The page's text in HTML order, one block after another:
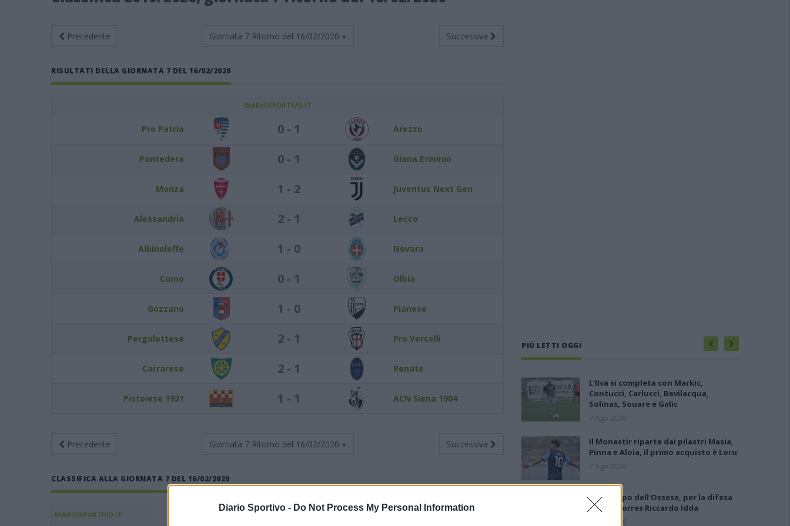
Diario Sportivo - Do Not Process My Personal Information
Precedente Giornata 7 Ritorno del 16/02/2020 Successiva
RISULTATI DELLA GIORNATA 7 DEL 16/02/2020
DIARIOSPORTIVO.IT
Pro Patria 0 - 1 Arezzo
Pontedera 0 - 1 Giana Erminio
Monza 1 - 2 Juventus Next Gen
Alessandria 2 - 1 Lecco
Albinoleffe 1 - 0 Novara
Como 0 - 1 Olbia
Gozzano 1 - 0 Pianese
Pergolettese 2 - 1 Pro Vercelli
Carrarese 2 - 1 Renate
Pistoiese 1921 1 - 1 ACN Siena 1904
Precedente Giornata 7 Ritorno del 16/02/2020 Successiva
CLASSIFICA ALLA GIORNATA 7 DEL 16/02/2020
DIARIOSPORTIVO.IT Casa
PIÙ LETTI OGGI
L'Ilva si completa con Markic,
Contucci, Carlucci, Bevilacqua,
Solinas, Souare e Galic
7 Ago 2026
Il Monastir riparte dai pilastri Masia,
Pinna e Aloia, il primo acquisto è Loru
7 Ago 2026
Gran colpo dell'Ossese, per la difesa
c'è l'ex Torres Riccardo Idda
7 Ago 2026